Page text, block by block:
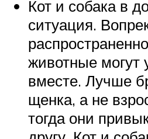
Кот и собака в
ситуация.
животные могут
вместе. Лучше
щенка, а не
тогда они